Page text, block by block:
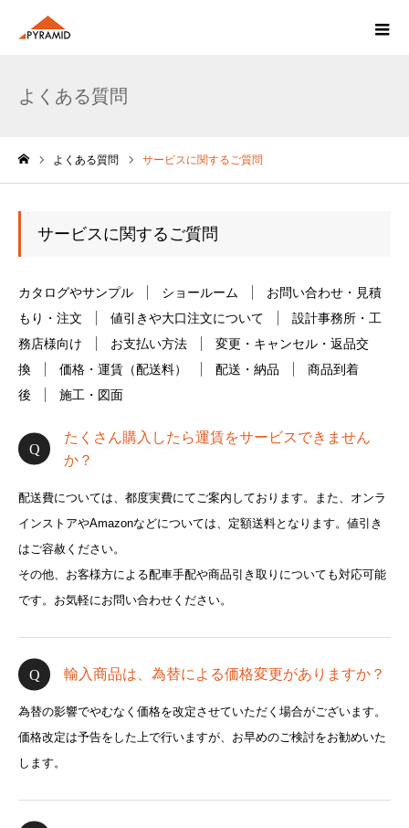
よくある質問
よくある質問 サービスに関するご質問
サービスに関するご質問
カタログやサンプル ショールーム
お問い合わせ・見積
もり・注文
値引きや大口注文について
設計事務所・工
務店様向け
お支払い方法
変更・キャンセル・返品交
換
価格・運賃（配送料） 配送・納品
商品到着
後
施工・図面
たくさん購入したら運賃をサービスできません
か？
配送費については、都度実費にてご案内しております。また、オンラ
インストアやAmazonなどについては、定額送料となります。値引き
はご容赦ください。
その他、お客様方による配車手配や商品引き取りについても対応可能
です。お気軽にお問い合わせください。
輸入商品は、為替による価格変更がありますか？
為替の影響でやむなく価格を改定させていただく場合がございます。
価格改定は予告をした上で行いますが、お早めのご検討をお勧めいた
します。